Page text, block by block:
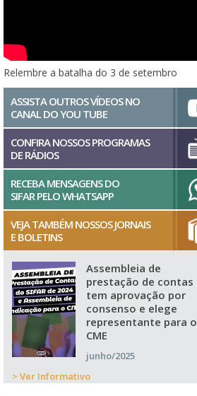
Relembre a batalha do 3 de setembro
ASSISTA OUTROS VÍDEOS NO
CANAL DO YOU TUBE
CONFIRA NOSSOS PROGRAMAS
DE RÁDIOS
RECEBA MENSAGENS DO
SIFAR PELO WHATSAPP
VEJA TAMBÉM NOSSOS JORNAIS
E BOLETINS
Assembleia de
prestação de contas
tem aprovação por
consenso e elege
representante para o
CME
junho/2025
> Ver Informativo